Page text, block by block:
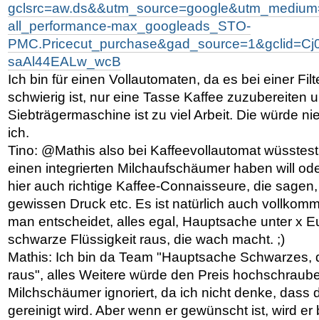
all_performance-max_googleads_STO-
saAl44EALw_wcB
Ich bin für einen Vollautomaten, da es bei einer
schwierig ist, nur eine Tasse Kaffee zuzubereiten
Siebträgermaschine ist zu viel Arbeit. Die würde
ich.
Tino: @Mathis also bei Kaffeevollautomat
einen integrierten Milchaufschäumer haben will
hier auch richtige Kaffee-Connaisseure, die
gewissen Druck etc. Es ist natürlich auch
man entscheidet, alles egal, Hauptsache unter x
schwarze Flüssigkeit raus, die wach macht. ;)
Mathis: Ich bin da Team "Hauptsache Schwarzes,
raus", alles Weitere würde den Preis
Milchschäumer ignoriert, da ich nicht denke, dass
gereinigt wird. Aber wenn er gewünscht ist, wird er